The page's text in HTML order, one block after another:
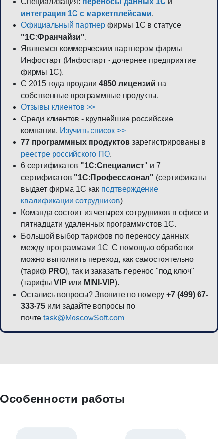
Специализация: переносы данных 1С и
интеграция 1С с маркетплейсами.
Официальный партнер фирмы 1С в статусе
"1С:Франчайзи".
Являемся коммерческим партнером фирмы
Инфостарт (Инфостарт - дочернее предприятие
фирмы 1С).
С 2015 года продали 4850 лицензий на
собственные программные продукты.
Отзывы клиентов >>
Среди клиентов - крупнейшие российские
компании. Изучить список >>
77 программных продуктов зарегистрированы в
реестре российского ПО.
6 сертификатов "1С:Специалист" и 7
сертификатов "1С:Профессионал" (сертификаты
выдает фирма 1С как подтверждение
квалификации сотрудников)
Команда состоит из четырех сотрудников в офисе и
пятнадцати удаленных программистов 1С.
Большой выбор тарифов по переносу данных
между программами 1С. С помощью обработки
можно выполнить переход, как самостоятельно
(тариф PRO), так и заказать перенос "под ключ"
(тарифы VIP или MINI-VIP).
Остались вопросы? Звоните по номеру +7 (499) 67-
333-75 или задайте вопросы по
почте task@MoscowSoft.com
Особенности работы